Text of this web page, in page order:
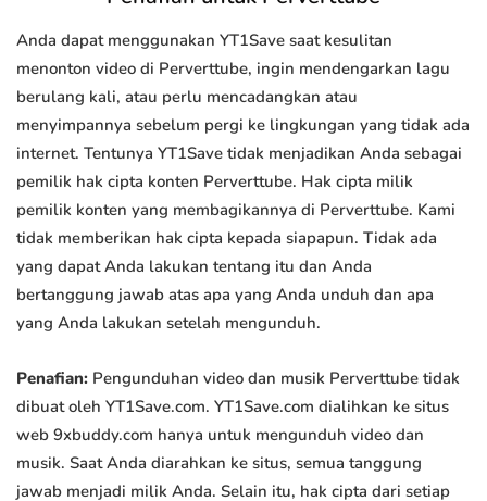
Anda dapat menggunakan YT1Save saat kesulitan
menonton video di Perverttube, ingin mendengarkan lagu
berulang kali, atau perlu mencadangkan atau
menyimpannya sebelum pergi ke lingkungan yang tidak ada
internet. Tentunya YT1Save tidak menjadikan Anda sebagai
pemilik hak cipta konten Perverttube. Hak cipta milik
pemilik konten yang membagikannya di Perverttube. Kami
tidak memberikan hak cipta kepada siapapun. Tidak ada
yang dapat Anda lakukan tentang itu dan Anda
bertanggung jawab atas apa yang Anda unduh dan apa
yang Anda lakukan setelah mengunduh.
Penafian: Pengunduhan video dan musik Perverttube tidak
dibuat oleh YT1Save.com. YT1Save.com dialihkan ke situs
web 9xbuddy.com hanya untuk mengunduh video dan
musik. Saat Anda diarahkan ke situs, semua tanggung
jawab menjadi milik Anda. Selain itu, hak cipta dari setiap